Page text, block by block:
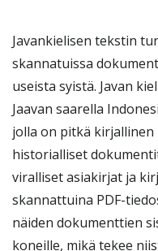
Javankielisen tekstin
skannatuissa
useista syistä. Javan
Jaavan saarella
jolla on pitkä
historialliset
viralliset asiakirjat ja
skannattuina PDF-
näiden dokumenttien
koneille, mikä tekee